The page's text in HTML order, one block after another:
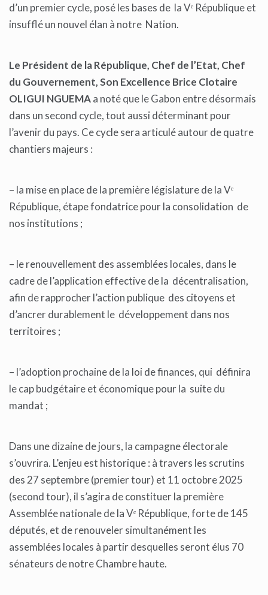
d’un premier cycle, posé les bases de la Vᵉ République et
insufflé un nouvel élan à notre Nation.
Le Président de la République, Chef de l’Etat, Chef
du Gouvernement, Son Excellence Brice Clotaire
OLIGUI NGUEMAa noté que le Gabon entre désormais
dans un second cycle, tout aussi déterminant pour
l’avenir du pays. Ce cycle sera articulé autour de quatre
chantiers majeurs :
– la mise en place de la première législature de la Vᵉ
République, étape fondatrice pour la consolidation de
nos institutions ;
– le renouvellement des assemblées locales, dans le
cadre de l’application effective de la décentralisation,
afin de rapprocher l’action publique des citoyens et
d’ancrer durablement le développement dans nos
territoires ;
– l’adoption prochaine de la loi de finances, qui définira
le cap budgétaire et économique pour la suite du
mandat ;
Dans une dizaine de jours, la campagne électorale
s’ouvrira. L’enjeu est historique : à travers les scrutins
des 27 septembre (premier tour) et 11 octobre 2025
(second tour), il s’agira de constituer la première
Assemblée nationale de la Vᵉ République, forte de 145
députés, et de renouveler simultanément les
assemblées locales à partir desquelles seront élus 70
sénateurs de notre Chambre haute.